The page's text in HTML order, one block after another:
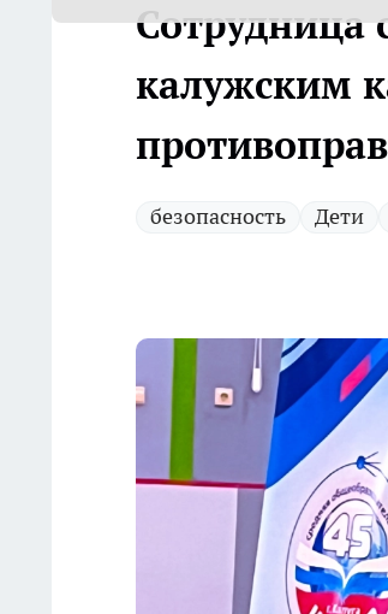
Сотрудница
калужским
безопасность Дети